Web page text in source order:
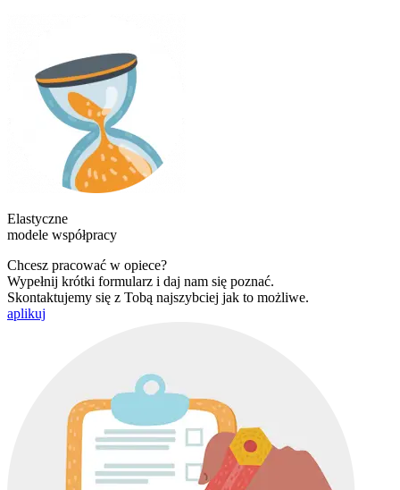
Elastyczne
modele współpracy
Chcesz pracować w opiece?
Wypełnij krótki formularz i daj nam się poznać.
Skontaktujemy się z Tobą najszybciej jak to możliwe.
aplikuj